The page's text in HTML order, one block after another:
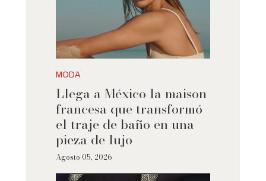
MODA
Llega a México la maison
francesa que transformó
el traje de baño en una
pieza de lujo
Agosto 05, 2026